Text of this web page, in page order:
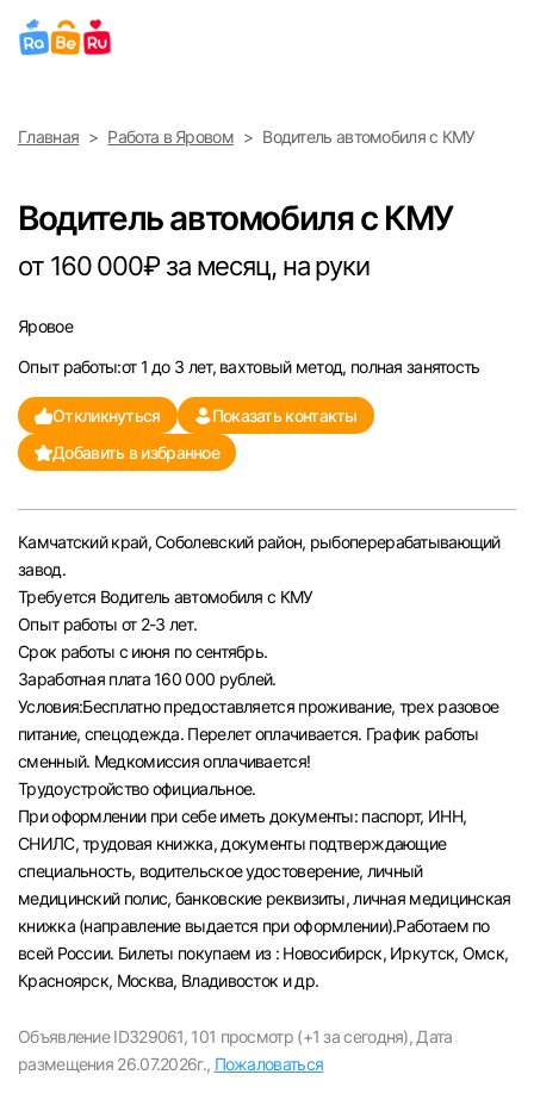
Выберите город
Санкт-Петербург
Ижевск
Екатеринбург
Саратов
Казань
Челябинск
Пермь
Самара
Оренбург
Волгоград
Ульяновск
Курган
Главная Работа в Яровом Водитель автомобиля с КМУ
Водитель автомобиля с КМУ
от 160 000₽ за месяц, на руки
Яровое
Опыт работы:от 1 до 3 лет, вахтовый метод, полная занятость
Откликнуться
Показать контакты
Добавить в избранное
Камчатский край, Соболевский район, рыбоперерабатывающий
завод.
Требуется Водитель автомобиля с КМУ
Опыт работы от 2-3 лет.
Срок работы с июня по сентябрь.
Заработная плата 160 000 рублей.
Условия:Бесплатно предоставляется проживание, трех разовое
питание, спецодежда. Перелет оплачивается. График работы
сменный. Медкомиссия оплачивается!
Трудоустройство официальное.
При оформлении при себе иметь документы: паспорт, ИНН,
СНИЛС, трудовая книжка, документы подтверждающие
специальность, водительское удостоверение, личный
медицинский полис, банковские реквизиты, личная медицинская
книжка (направление выдается при оформлении).Работаем по
всей России. Билеты покупаем из : Новосибирск, Иркутск, Омск,
Красноярск, Москва, Владивосток и др.
Объявление ID329061, 101 просмотр (+1 за сегодня), Дата
размещения 26.07.2026г., Пожаловаться